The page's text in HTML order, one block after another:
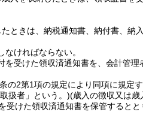
ときは、納税通知書、納付書、納
ければならない。
受けた領収済通知書を、会計管理
の2第1項の規定により同項に規定
扱者」という。)(歳入の徴収又は歳
受けた領収済通知書を保管すると